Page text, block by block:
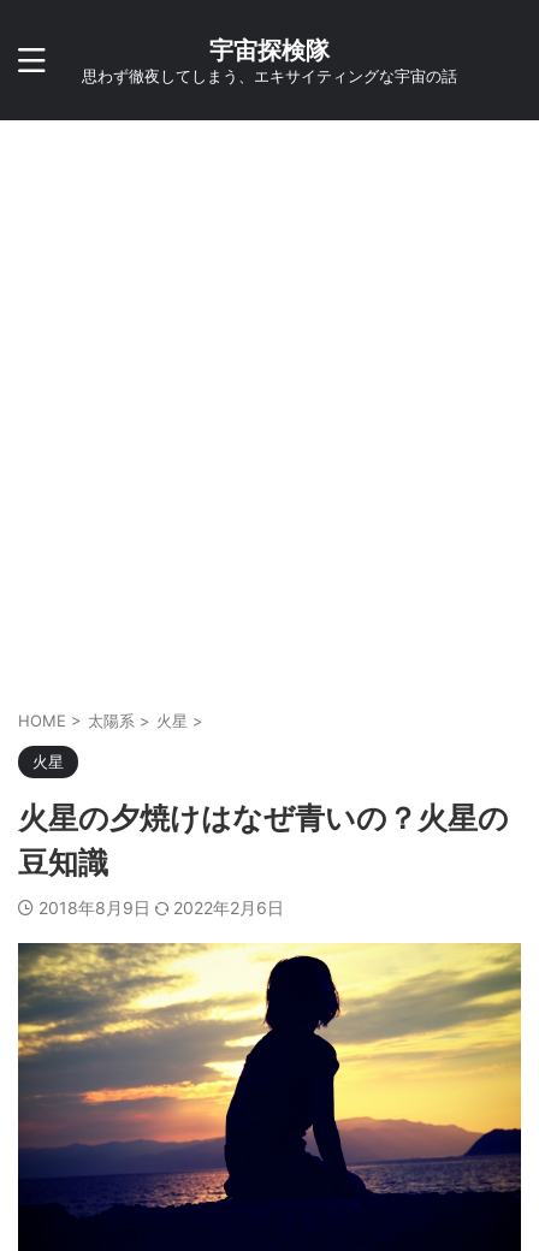
宇宙探検隊
思わず徹夜してしまう、エキサイティングな宇宙の話
HOME > 太陽系 > 火星 >
火星
火星の夕焼けはなぜ青いの？火星の
豆知識
2018年8月9日 2022年2月6日